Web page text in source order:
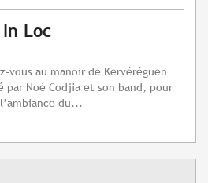
Loc
vous au manoir de Kervéréguen
par Noé Codjia et son band, pour
du...